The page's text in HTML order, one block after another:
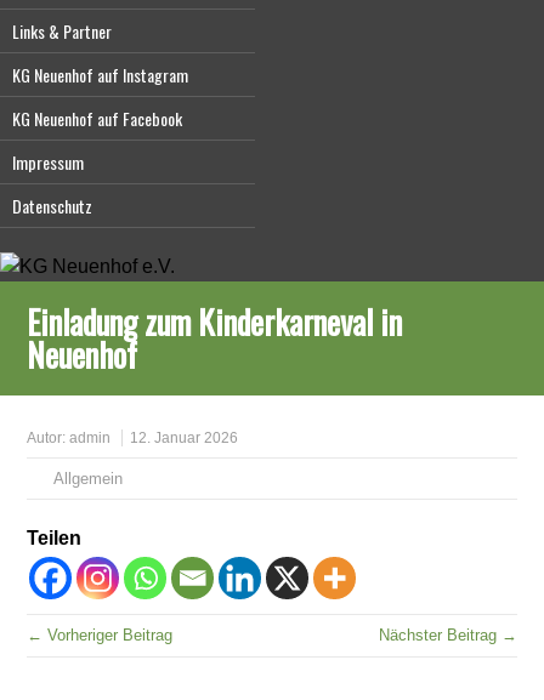
Links & Partner
KG Neuenhof auf Instagram
KG Neuenhof auf Facebook
Impressum
Datenschutz
Einladung zum Kinderkarneval in
Neuenhof
Autor:admin 12. Januar 2026
Allgemein
Teilen
← Vorheriger Beitrag Nächster Beitrag →